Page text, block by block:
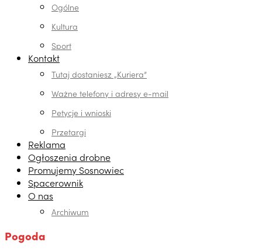
Ogólne
Kultura
Sport
Kontakt
Tutaj dostaniesz „Kuriera”
Ważne telefony i adresy e-mail
Petycje i wnioski
Przetargi
Reklama
Ogłoszenia drobne
Promujemy Sosnowiec
Spacerownik
O nas
Archiwum
Pogoda